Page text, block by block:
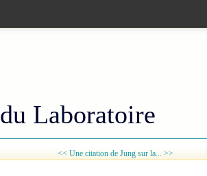
Laboratoire
<< Une citation de Jung sur la... >>